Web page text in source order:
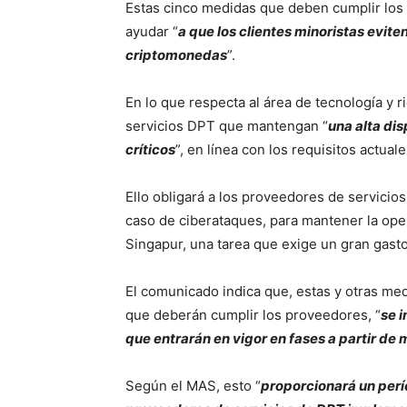
Estas cinco medidas que deben cumplir
ayudar “a que los clientes minoristas
criptomonedas”.
En lo que respecta al área de tecnología y
servicios DPT que mantengan “una alta
críticos”, en línea con los requisitos
Ello obligará a los proveedores de
caso de ciberataques, para mantener la
Singapur, una tarea que exige un gran
El comunicado indica que, estas y otras
que deberán cumplir los proveedores, “se
que entrarán en vigor en fases a partir de
Según el MAS, esto “proporcionará un